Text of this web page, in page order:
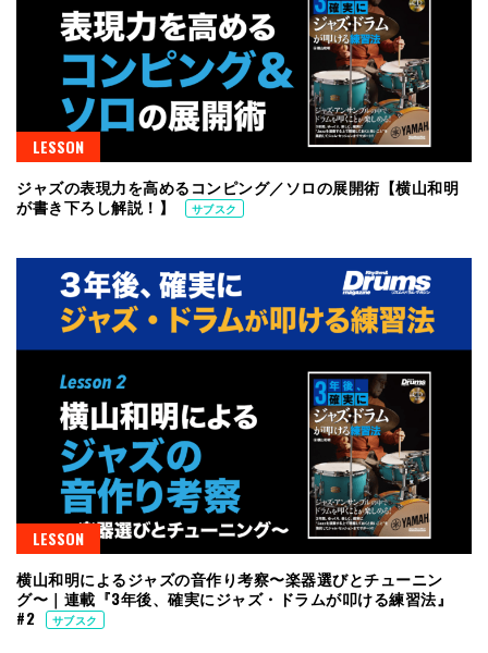
LESSON
ジャズの表現力を高めるコンピング／ソロの展開術【横山和明
が書き下ろし解説！】
サブスク
LESSON
横山和明によるジャズの音作り考察〜楽器選びとチューニン
グ〜｜連載『3年後、確実にジャズ・ドラムが叩ける練習法』
#2
サブスク